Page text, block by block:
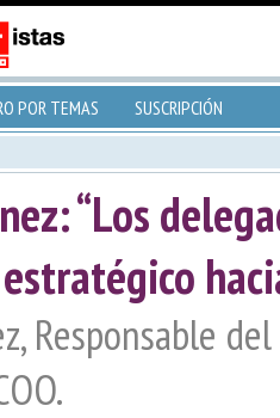
POR TEMAS SUSCRIPCIÓN
“Los
Responsable